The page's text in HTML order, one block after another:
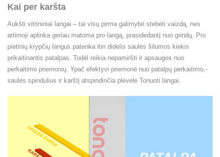
Kai per karšta
Aukšti vitrininiai langai – tai visų pirma galimybė stebėti vaizdą, nes
artimoji aplinka geriau matoma pro langą, prasidedantį nuo grindų. Pro
pietinių krypčių langus patenka itin didelis saulės šilumos kiekis
prikaitinantis patalpas. Todėl reikia nepamiršti ir apsaugos nuo
perkaitimo priemonių. Ypač efektyvi priemonė nuo patalpų perkaitimo,-
saulės spindulius ir karštį atspindinčia plėvele Tonuoti langai.